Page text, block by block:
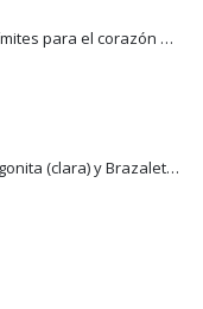
Hipnosita, un proyecto sin límites para el corazón
Equilibrium 5G, Pirámide Orgonita (clara) y Brazaletes (color plata-oro).